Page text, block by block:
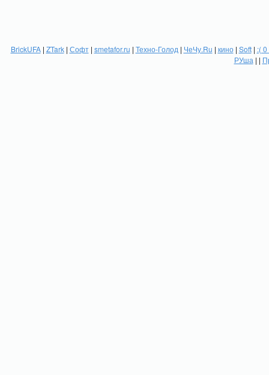
BrickUFA| ZTark| Софт| smetafor.ru | Техно-Голод | ЧеЧу.Ru | кино| Soft| :(
РУша | |